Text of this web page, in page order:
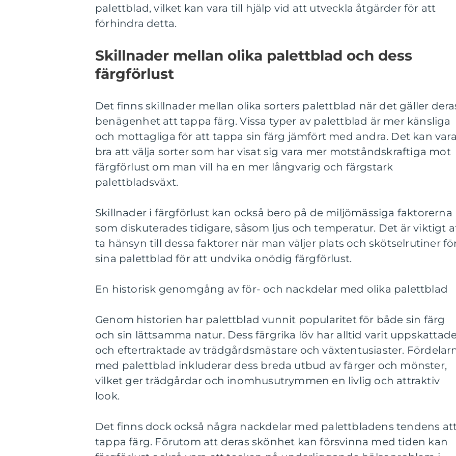
palettblad, vilket kan vara till hjälp vid att utveckla åtgärder för att
förhindra detta.
Skillnader mellan olika palettblad och dess
färgförlust
Det finns skillnader mellan olika sorters palettblad när det gäller
benägenhet att tappa färg. Vissa typer av palettblad är mer känsliga
och mottagliga för att tappa sin färg jämfört med andra. Det kan
bra att välja sorter som har visat sig vara mer motståndskraftiga mot
färgförlust om man vill ha en mer långvarig och färgstark
palettbladsväxt.
Skillnader i färgförlust kan också bero på de miljömässiga faktorerna
som diskuterades tidigare, såsom ljus och temperatur. Det är viktigt
ta hänsyn till dessa faktorer när man väljer plats och skötselrutiner
sina palettblad för att undvika onödig färgförlust.
En historisk genomgång av för- och nackdelar med olika palettblad
Genom historien har palettblad vunnit popularitet för både sin färg
och sin lättsamma natur. Dess färgrika löv har alltid varit
och eftertraktade av trädgårdsmästare och växtentusiaster.
med palettblad inkluderar dess breda utbud av färger och mönster,
vilket ger trädgårdar och inomhusutrymmen en livlig och attraktiv
look.
Det finns dock också några nackdelar med palettbladens tendens
tappa färg. Förutom att deras skönhet kan försvinna med tiden kan